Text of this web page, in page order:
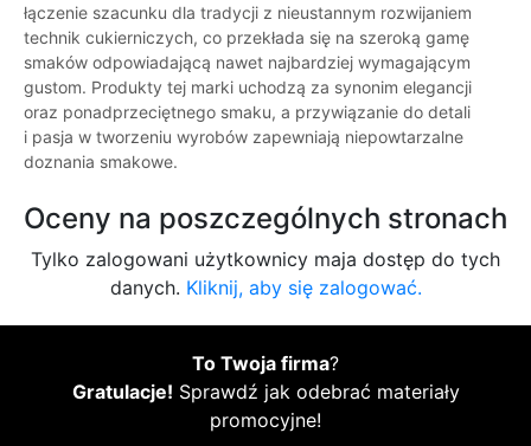
łączenie szacunku dla tradycji z nieustannym rozwijaniem
technik cukierniczych, co przekłada się na szeroką gamę
smaków odpowiadającą nawet najbardziej wymagającym
gustom. Produkty tej marki uchodzą za synonim elegancji
oraz ponadprzeciętnego smaku, a przywiązanie do detali
i pasja w tworzeniu wyrobów zapewniają niepowtarzalne
doznania smakowe.
Oceny na poszczególnych stronach
Tylko zalogowani użytkownicy maja dostęp do tych
danych. Kliknij, aby się zalogować.
To Twoja firma?
Gratulacje! Sprawdź jak odebrać materiały
promocyjne!